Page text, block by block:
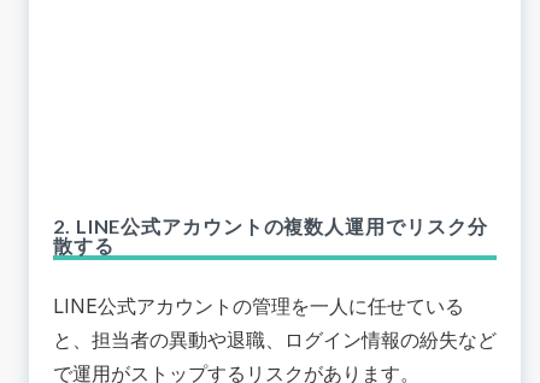
2. LINE公式アカウントの複数人運用でリスク分
散する
LINE公式アカウントの管理を一人に任せている
と、担当者の異動や退職、ログイン情報の紛失など
で運用がストップするリスクがあります。